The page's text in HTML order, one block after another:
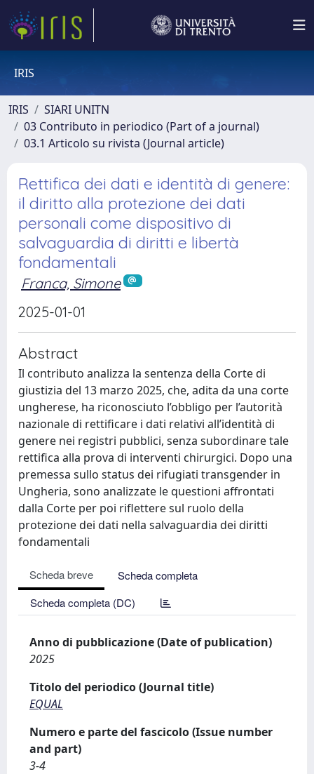
IRIS
IRIS
SIARI UNITN
03 Contributo in periodico (Part of a journal)
03.1 Articolo su rivista (Journal article)
Rettifica dei dati e identità di genere:
il diritto alla protezione dei dati
personali come dispositivo di
salvaguardia di diritti e libertà
fondamentali
Franca, Simone
2025-01-01
Abstract
Il contributo analizza la sentenza della Corte di
giustizia del 13 marzo 2025, che, adita da una corte
ungherese, ha riconosciuto l’obbligo per l’autorità
nazionale di rettificare i dati relativi all’identità di
genere nei registri pubblici, senza subordinare tale
rettifica alla prova di interventi chirurgici. Dopo una
premessa sullo status dei rifugiati transgender in
Ungheria, sono analizzate le questioni affrontati
dalla Corte per poi riflettere sul ruolo della
protezione dei dati nella salvaguardia dei diritti
fondamentali
Scheda breve
Scheda completa
Scheda completa (DC)
Anno di pubblicazione (Date of publication)
2025
Titolo del periodico (Journal title)
EQUAL
Numero e parte del fascicolo (Issue number
and part)
3-4